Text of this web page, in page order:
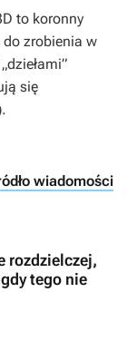
to koronny
do zrobienia w
się
wiadomości
rozdzielczej,
tego nie